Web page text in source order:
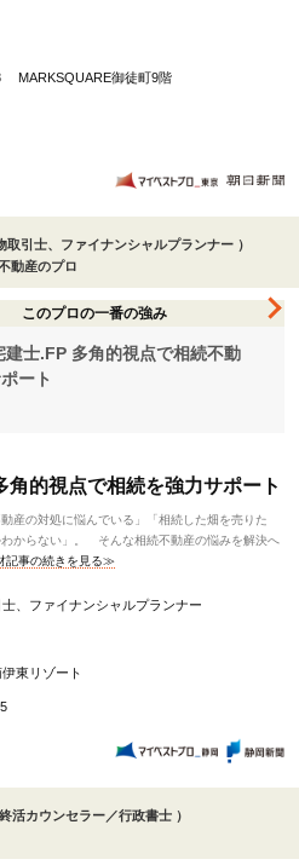
MARKSQUARE御徒町9階
取引士、ファイナンシャルプランナー ）
動産のプロ
このプロの一番の強み
建士.FP 多角的視点で相続不動
ート
的視点で相続を強力サポート
産の対処に悩んでいる」「相続した畑を売りた
からない」。 そんな相続不動産の悩みを解決へ
記事の続きを見る≫
、ファイナンシャルプランナー
東リゾート
活カウンセラー／行政書士 ）